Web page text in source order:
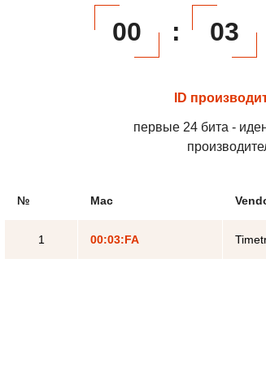
00 : 03
ID
первые 24 бита -
№ Mac
1 00:03:FA